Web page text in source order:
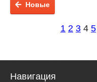
Новые
1 2 3 4 5
Навигация